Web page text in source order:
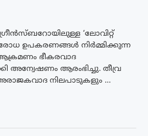
‘ലോവിറ്റ്
ഉപകരണങ്ങൾ നിർമ്മിക്കുന്ന
ഭീകരവാദ
അന്വേഷണം ആരംഭിച്ചു. തീവ്ര
നിലപാടുകളും …